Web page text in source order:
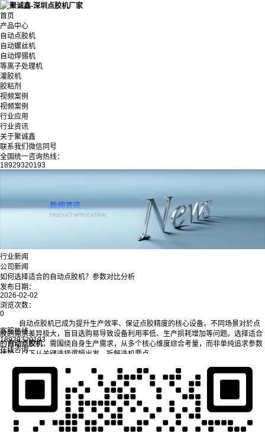
首页
产品中心
自动点胶机
自动螺丝机
自动焊锡机
等离子处理机
灌胶机
胶粘剂
视频案例
视频案例
行业应用
行业资讯
关于聚诚鑫
联系我们微信同号
全国统一咨询热线：
18929320193
行业新闻
公司新闻
如何选择适合的自动点胶机？参数对比分析
发布日期：
2026-02-02
浏览次数：
0
自动点胶机已成为提升生产效率、保证点胶精度的核心设备。不同场景对於点
胶的需求差异极大，盲目选购易导致设备利用率低、生产损耗增加等问题。选择适合
的自动点胶机，需围绕自身生产需求，从多个核心维度综合考量，而非单纯追求参数
优势。以下从关键选择逻辑出发，拆解选机要点。
客服热线
18929320193
在线咨询